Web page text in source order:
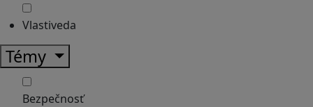
Vlastiveda
Témy
Bezpečnosť